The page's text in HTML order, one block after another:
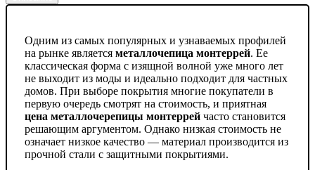
Одним из самых популярных и узнаваемых профилей
на рынке является металлочепица монтеррей. Ее
классическая форма с изящной волной уже много лет
не выходит из моды и идеально подходит для частных
домов. При выборе покрытия многие покупатели в
первую очередь смотрят на стоимость, и приятная
цена металлочерепицы монтеррей часто становится
решающим аргументом. Однако низкая стоимость не
означает низкое качество — материал производится из
прочной стали с защитными покрытиями.